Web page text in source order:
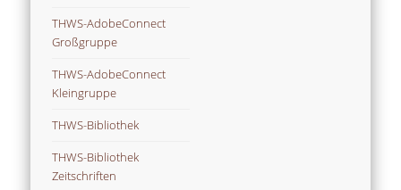
THWS-AdobeConnect
Großgruppe
THWS-AdobeConnect
Kleingruppe
THWS-Bibliothek
THWS-Bibliothek
Zeitschriften